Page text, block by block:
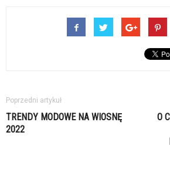
Poprzedni artykuł
TRENDY MODOWE NA WIOSNĘ
2022
O